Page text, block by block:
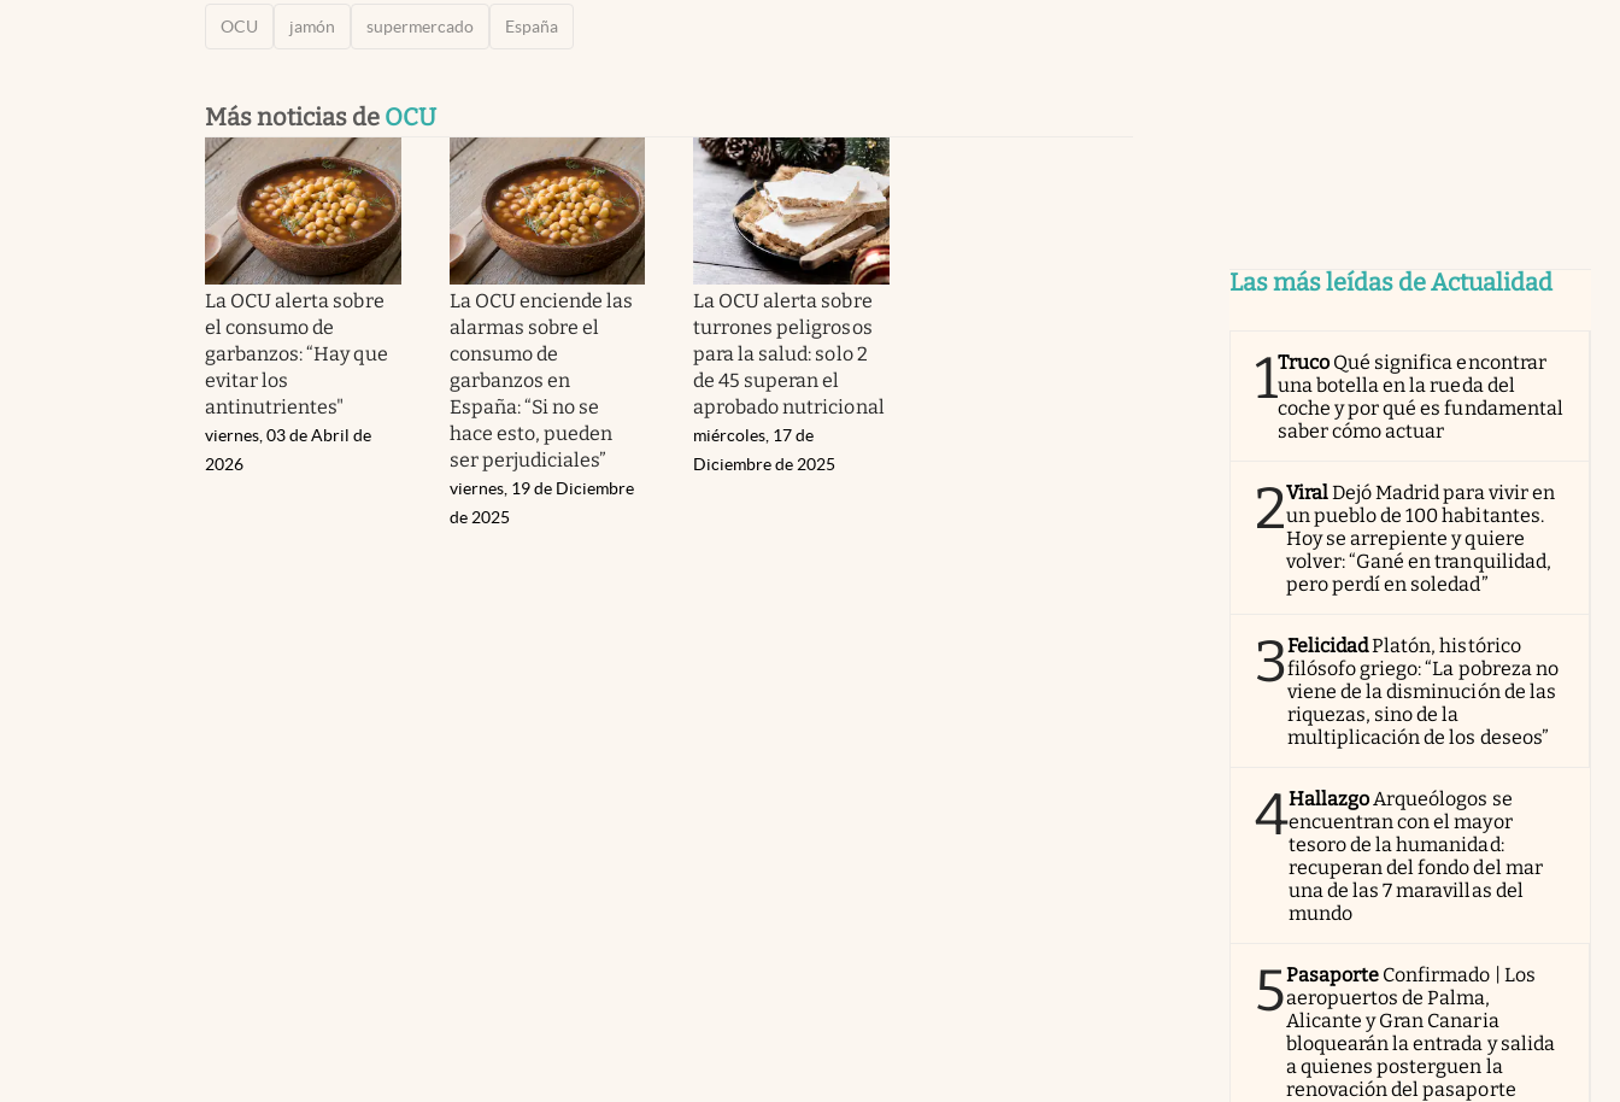
OCU jamón supermercado España
Más noticias de OCU
La OCU alerta sobre
el consumo de
garbanzos: “Hay que
evitar los
antinutrientes"
viernes, 03 de Abril de
2026
La OCU enciende las
alarmas sobre el
consumo de
garbanzos en
España: “Si no se
hace esto, pueden
ser perjudiciales”
viernes, 19 de Diciembre
de 2025
La OCU alerta sobre
turrones peligrosos
para la salud: solo 2
de 45 superan el
aprobado nutricional
miércoles, 17 de
Diciembre de 2025
Las más leídas de Actualidad
1Truco Qué significa encontrar
una botella en la rueda del
coche y por qué es fundamental
saber cómo actuar
2ViralDejó Madrid para vivir en
un pueblo de 100 habitantes.
Hoy se arrepiente y quiere
volver: “Gané en tranquilidad,
pero perdí en soledad”
3FelicidadPlatón, histórico
filósofo griego: “La pobreza no
viene de la disminución de las
riquezas, sino de la
multiplicación de los deseos”
4HallazgoArqueólogos se
encuentran con el mayor
tesoro de la humanidad:
recuperan del fondo del mar
una de las 7 maravillas del
mundo
5Pasaporte Confirmado | Los
aeropuertos de Palma,
Alicante y Gran Canaria
bloquearán la entrada y salida
a quienes posterguen la
renovación del pasaporte